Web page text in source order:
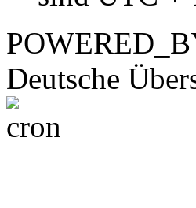
Deutsche